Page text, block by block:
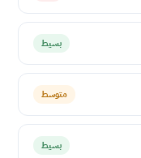
بسيط
متوسط
بسيط